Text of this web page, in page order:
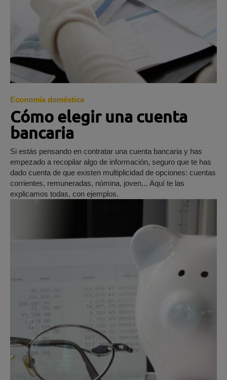
Economía doméstica
Cómo elegir una cuenta
bancaria
Si estás pensando en contratar una cuenta bancaria y has
empezado a recopilar algo de información, seguro que te has
dado cuenta de que existen multiplicidad de opciones: cuentas
corrientes, remuneradas, nómina, joven... Aquí te las
explicamos todas, con ejemplos.